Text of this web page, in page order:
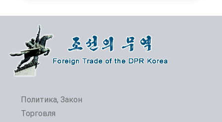
Политика, Закон
Торговля